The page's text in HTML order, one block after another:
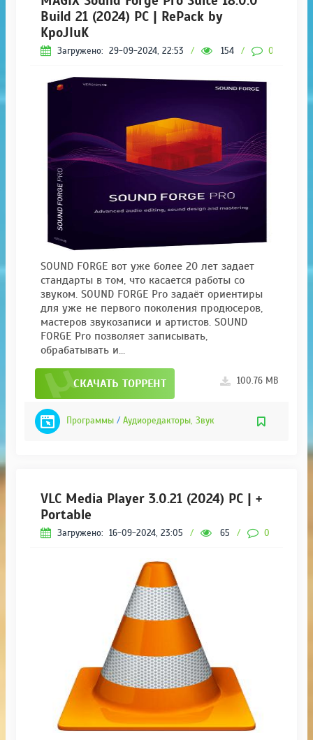
Build 21 (2024) PC | RePack by
KpoJIuK
Загружено: 29-09-2024, 22:53 / 154 / 0
SOUND FORGE вот уже более 20 лет задает
стандарты в том, что касается работы со
звуком. SOUND FORGE Pro задаёт ориентиры
для уже не первого поколения продюсеров,
мастеров звукозаписи и артистов. SOUND
FORGE Pro позволяет записывать,
обрабатывать и...
СКАЧАТЬ ТОРРЕНТ 100.76 MB
Программы / Аудиоредакторы, Звук
VLC Media Player 3.0.21 (2024) PC | +
Portable
Загружено: 16-09-2024, 23:05 / 65 / 0